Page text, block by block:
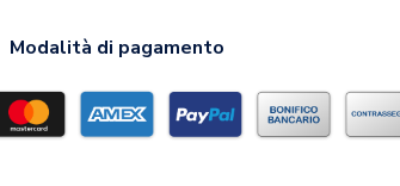
Modalità di pagamento